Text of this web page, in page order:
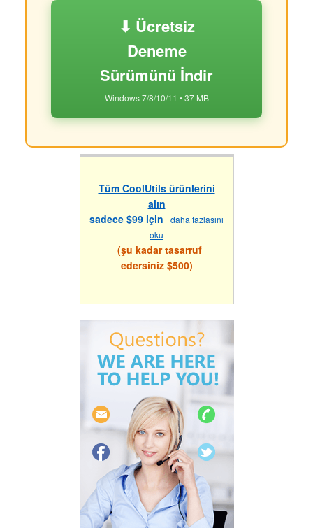
⬇ Ücretsiz
Deneme
Sürümünü İndir
Windows 7/8/10/11 • 37 MB
Tüm CoolUtils ürünlerini
alın
sadece $99 için
daha fazlasını
oku
(şu kadar tasarruf
edersiniz $500)